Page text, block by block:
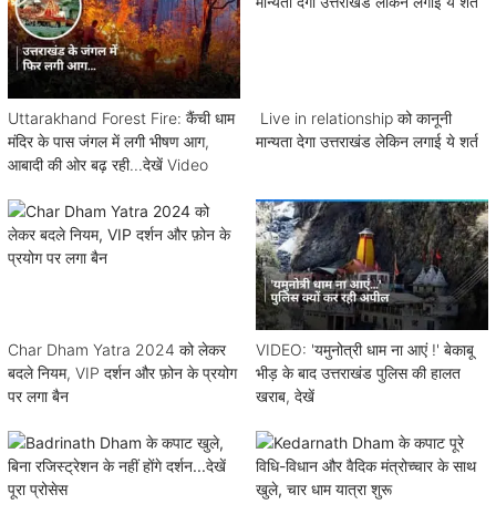
Uttarakhand Forest Fire: कैंची धाम
मंदिर के पास जंगल में लगी भीषण आग,
आबादी की ओर बढ़ रही...देखें Video
Live in relationship को कानूनी
मान्यता देगा उत्तराखंड लेकिन लगाई ये शर्त
Char Dham Yatra 2024 को लेकर
बदले नियम, VIP दर्शन और फ़ोन के प्रयोग
पर लगा बैन
VIDEO: 'यमुनोत्री धाम ना आएं !' बेकाबू
भीड़ के बाद उत्तराखंड पुलिस की हालत
खराब, देखें